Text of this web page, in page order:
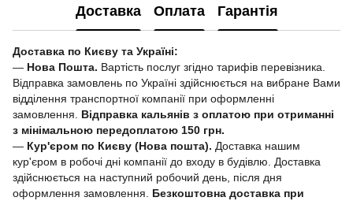
Доставка Оплата Гарантія
Доставка по Києву та Україні:
— Нова Пошта. Вартість послуг згідно тарифів перевізника.
Відправка замовлень по Україні здійснюється на вибране Вами
відділення транспортної компанії при оформленні
замовлення. Відправка кальянів з оплатою при отриманні
з мінімальною передоплатою 150 грн.
— Кур'єром по Києву (Нова пошта). Доставка нашим
кур'єром в робочі дні компанії до входу в будівлю. Доставка
здійснюється на наступний робочий день, після дня
оформлення замовлення.
Безкоштовна доставка при